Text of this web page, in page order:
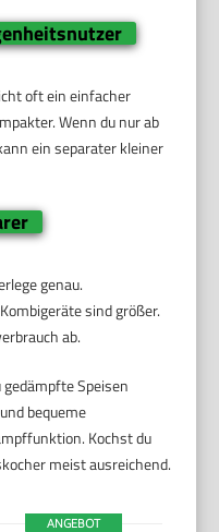
oft ein einfacher
Wenn du nur ab
ein separater kleiner
genau.
sind größer.
ab.
Speisen
bequeme
Kochst du
meist ausreichend.
ANGEBOT